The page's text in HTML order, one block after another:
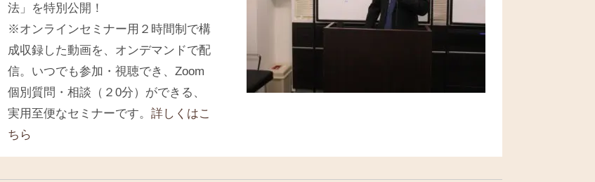
法」を特別公開！
※オンラインセミナー用２時間制で構
成収録した動画を、オンデマンドで配
信。いつでも参加・視聴でき、 Zoom
個別質問・相談（２ 0分）ができる、
実用至便なセミナーです。 詳しくはこ
ちら